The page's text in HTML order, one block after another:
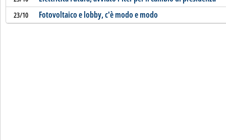
23/10 Fotovoltaico e lobby, c'è modo e modo